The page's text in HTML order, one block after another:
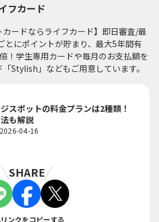
フカード
カードならライフカード】即日審査/最
とにポイントが貯まり、最大5年間有
！学生専用カードや毎月のお支払額を
Stylish」などもご用意しています。
スポットの料金プランは2種類！
も解説
04-16
SHARE
リンクをコピーする